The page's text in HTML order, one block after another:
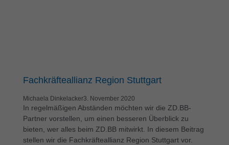
Fachkräfteallianz Region Stuttgart
Michaela Dinkelacker3. November 2020
In regelmäßigen Abständen möchten wir die ZD.BB-
Partner vorstellen, um einen besseren Überblick zu
bieten, wer alles beim ZD.BB mitwirkt. In diesem Beitrag
stellen wir die Fachkräfteallianz Region Stuttgart vor.